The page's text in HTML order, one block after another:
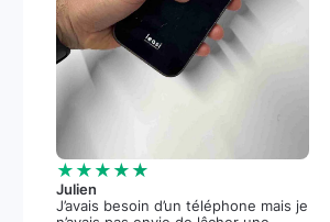
★★★★★
Julien
J’avais besoin d’un téléphone mais je